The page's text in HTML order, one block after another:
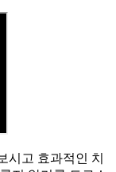
고 효과적인 치